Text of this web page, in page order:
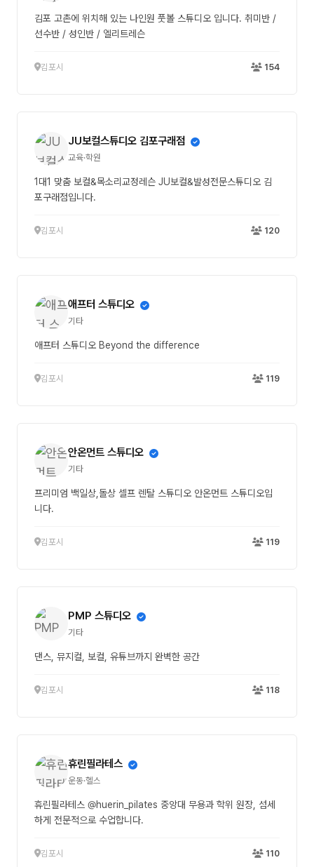
김포 고촌에 위치해 있는 나인원 풋볼 스튜디오 입니다. 취미반 /
선수반 / 성인반 / 엘리트레슨
김포시 154
JU보컬스튜디오 김포구래점
교육·학원
1대1 맞춤 보컬&목소리교정레슨 JU보컬&발성전문스튜디오 김
포구래점입니다.
김포시 120
애프터 스튜디오
기타
애프터 스튜디오 Beyond the difference
김포시 119
안온먼트 스튜디오
기타
프리미엄 백일상,돌상 셀프 렌탈 스튜디오 안온먼트 스튜디오입
니다.
김포시 119
PMP 스튜디오
기타
댄스, 뮤지컬, 보컬, 유튜브까지 완벽한 공간
김포시 118
휴린필라테스
운동·헬스
휴린필라테스 @huerin_pilates 중앙대 무용과 학위 원장, 섬세
하게 전문적으로 수업합니다.
김포시 110